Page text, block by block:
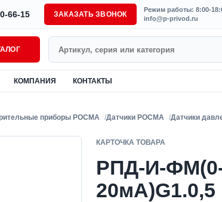
66-15 ЗАКАЗАТЬ ЗВОНОК
Режим работы: 8:00-
info@p-privod.ru
КОМПАНИЯ КОНТАКТЫ
приборы РОСМА Датчики РОСМА Датчики
КАРТОЧКА ТОВАРА
РПД-И-ФМ(0-
20мА)G1.0,5